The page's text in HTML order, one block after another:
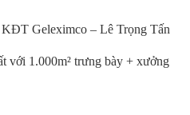
Geleximco – Lê Trọng Tấn
với 1.000m² trưng bày + xưởng